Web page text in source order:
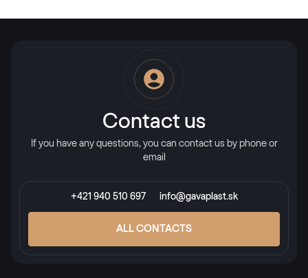
Contact us
If you have any questions, you can contact us by phone or
email
+421 940 510 697 info@gavaplast.sk
ALL CONTACTS